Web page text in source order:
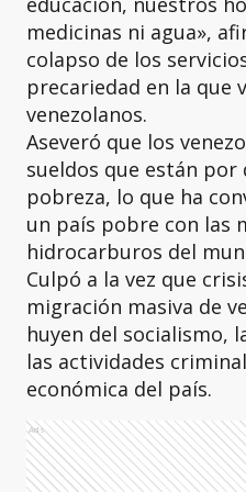
medicinas ni agua»,
colapso de los
precariedad en la que
venezolanos.
Aseveró que los
sueldos que están por
pobreza, lo que ha
un país pobre con las
hidrocarburos del
Culpó a la vez que
migración masiva de
huyen del socialismo,
las actividades
económica del país.
Ads